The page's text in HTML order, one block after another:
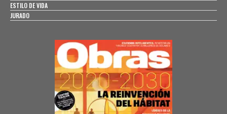
ESTILO DE VIDA
JURADO